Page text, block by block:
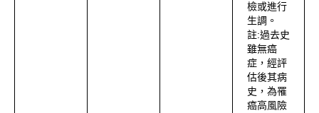
檢或進行
生調。
註:過去史
雖無癌
症，經評
估後其病
史，為罹
癌高風險